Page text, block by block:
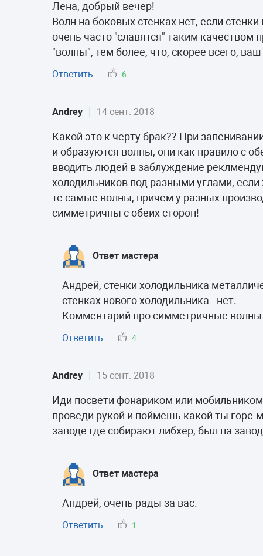
Сушильные
Лена, добрый вечер!
Волн на боковых стенках нет, если
очень часто "славятся" таким качеством
"волны", тем более, что, скорее всего,
Ответить 6
Andrey 14 сент. 2018
Какой это к черту брак?? При
и образуются волны, они как правило с
вводить людей в заблуждение
холодильников под разными углами,
те самые волны, причем у разных
симметричны с обеих сторон!
Ответ мастера
Андрей, стенки холодильника
стенках нового холодильника - нет.
Комментарий про симметричные волны
Ответить 4
Andrey 15 сент. 2018
Иди посвети фонариком или
проведи рукой и поймешь какой ты горе-
заводе где собирают либхер, был на
Ответ мастера
Андрей, очень рады за вас.
Ответить 1